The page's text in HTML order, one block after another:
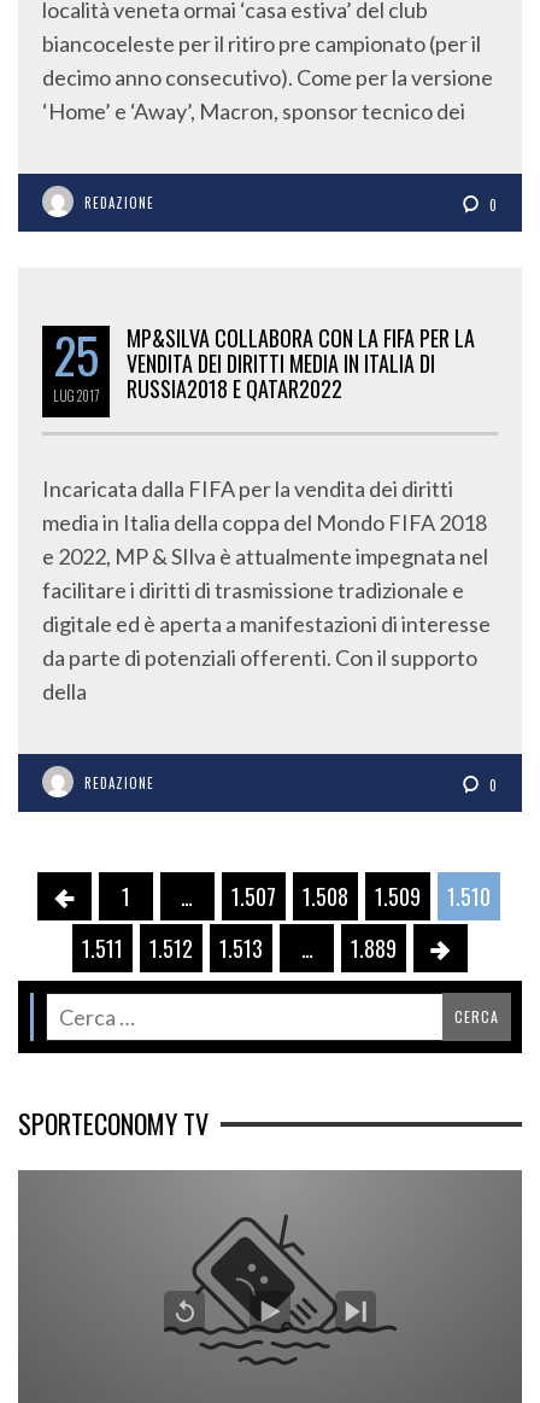
località veneta ormai ‘casa estiva’ del club
biancoceleste per il ritiro pre campionato (per il
decimo anno consecutivo). Come per la versione
‘Home’ e ‘Away’, Macron, sponsor tecnico dei
REDAZIONE 0
25
LUG2017
MP&SILVA COLLABORA CON LA FIFA PER LA
VENDITA DEI DIRITTI MEDIA IN ITALIA DI
RUSSIA2018 E QATAR2022
Incaricata dalla FIFA per la vendita dei diritti
media in Italia della coppa del Mondo FIFA 2018
e 2022, MP & SIlva è attualmente impegnata nel
facilitare i diritti di trasmissione tradizionale e
digitale ed è aperta a manifestazioni di interesse
da parte di potenziali offerenti. Con il supporto
della
REDAZIONE 0
1 … 1.507 1.508 1.509
1.510
1.511
1.512 1.513 … 1.889
SPORTECONOMY TV